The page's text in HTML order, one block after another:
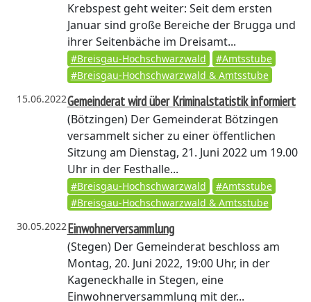
Krebspest geht weiter: Seit dem ersten
Januar sind große Bereiche der Brugga und
ihrer Seitenbäche im Dreisamt...
#Breisgau-Hochschwarzwald
#Amtsstube
#Breisgau-Hochschwarzwald & Amtsstube
15.06.2022Gemeinderat wird über Kriminalstatistik informiert
(Bötzingen)Der Gemeinderat Bötzingen
versammelt sicher zu einer öffentlichen
Sitzung am Dienstag, 21. Juni 2022 um 19.00
Uhr in der Festhalle...
#Breisgau-Hochschwarzwald
#Amtsstube
#Breisgau-Hochschwarzwald & Amtsstube
30.05.2022Einwohnerversammlung
(Stegen)Der Gemeinderat beschloss am
Montag, 20. Juni 2022, 19:00 Uhr, in der
Kageneckhalle in Stegen, eine
Einwohnerversammlung mit der...